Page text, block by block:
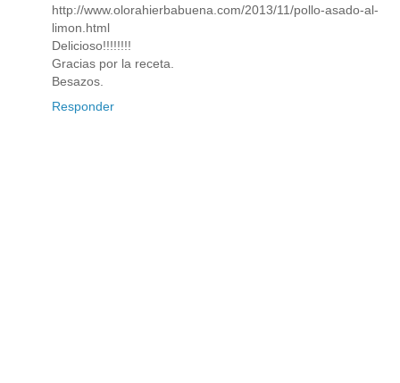
http://www.olorahierbabuena.com/2013/11/pollo-asado-al-
limon.html
Delicioso!!!!!!!!
Gracias por la receta.
Besazos.
Responder